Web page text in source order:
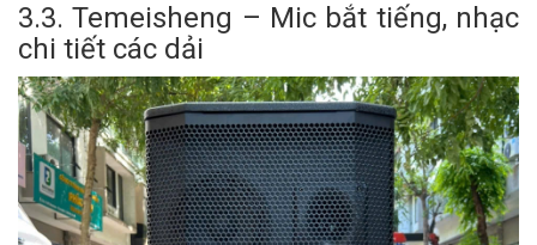
3.3. Temeisheng – Mic bắt tiếng, nhạc
chi tiết các dải